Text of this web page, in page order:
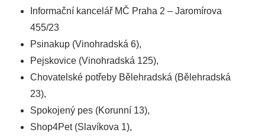
Informační kancelář MČ Praha 2 – Jaromírova
455/23
Psinakup (Vinohradská 6),
Pejskovice (Vinohradská 125),
Chovatelské potřeby Bělehradská (Bělehradská
23),
Spokojený pes (Korunní 13),
Shop4Pet (Slavíkova 1),